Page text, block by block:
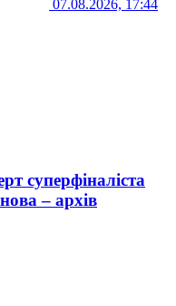
07.08.2026, 17:44
суперфіналіста
– архів